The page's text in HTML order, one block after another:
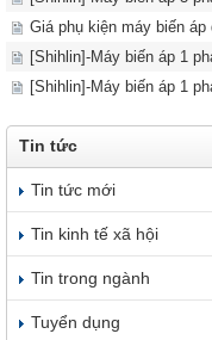
Giá phụ kiện máy biến áp
[Shihlin]-Máy biến áp 1
[Shihlin]-Máy biến áp 1
Tin tức
Tin tức mới
Tin kinh tế xã hội
Tin trong ngành
Tuyển dụng